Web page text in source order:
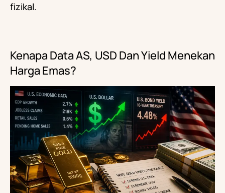
fizikal.
Kenapa Data AS, USD Dan Yield Menekan
Harga Emas?